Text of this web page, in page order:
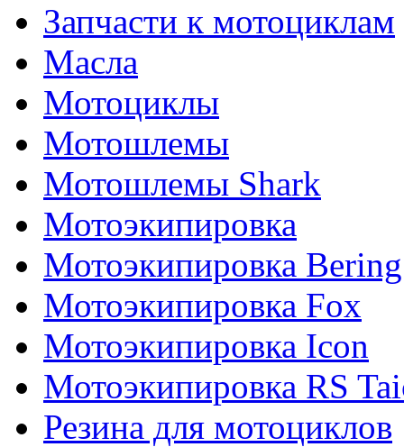
Запчасти к мотоциклам
Масла
Мотоциклы
Мотошлемы
Мотошлемы Shark
Мотоэкипировка
Мотоэкипировка Bering
Мотоэкипировка Fox
Мотоэкипировка Icon
Мотоэкипировка RS
Резина для мотоциклов